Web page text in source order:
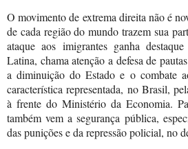
O movimento de extrema direita não é
de cada região do mundo trazem sua
ataque aos imigrantes ganha
Latina, chama atenção a defesa de
a diminuição do Estado e o combate
característica representada, no Brasil,
à frente do Ministério da Economia.
também vem a segurança pública,
das punições e da repressão policial, no